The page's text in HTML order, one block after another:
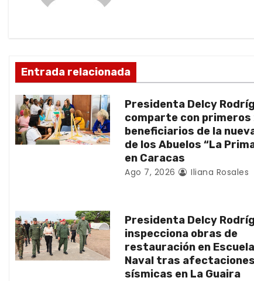
ó
n
d
e
t
r
a
Entrada relacionada
Presidenta Delcy
comparte con primeros
beneficiarios de la
de los Abuelos “La
en Caracas
Ago 7, 2026 Iliana Rosales
Presidenta Delcy
inspecciona obras de
restauración en Escuela
Naval tras afectaciones
sísmicas en La Guaira